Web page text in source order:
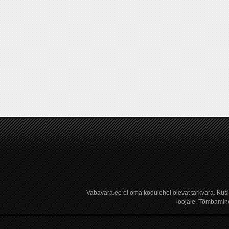
Vabavara.ee ei oma kodulehel olevat tarkvara.
loojale.